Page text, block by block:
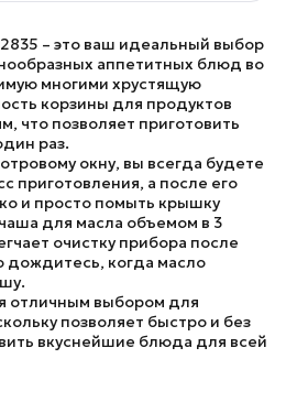
– это ваш идеальный выбор
аппетитных блюд во
многими хрустящую
корзины для продуктов
что позволяет приготовить
раз.
окну, вы всегда будете
приготовления, а после его
и просто помыть крышку
для масла объемом в 3
очистку прибора после
дождитесь, когда масло
отличным выбором для
позволяет быстро и без
вкуснейшие блюда для всей